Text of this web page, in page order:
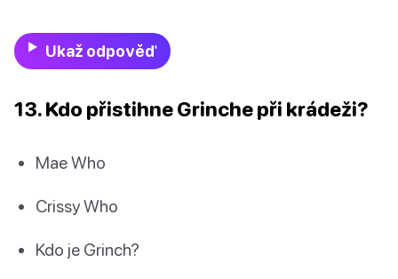
Ukaž odpověď
13. Kdo přistihne Grinche při krádeži?
Mae Who
Crissy Who
Kdo je Grinch?